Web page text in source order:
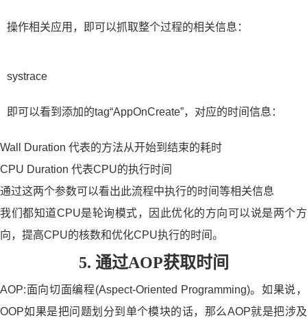
操作相关应用，即可以抓取整个过程的相关信息：
systrace
即可以看到添加的tag“AppOnCreate”，对应的时间信息：
Wall Duration 代表的方法从开始到结束的耗时
CPU Duration 代表CPU的执行时间
通过这两个参数可以看出此流程中执行的时间等相关信息
我们都知道CPU是轮询模式，因此优化的方向可以说是两个方
向，提高CPU的核数和优化CPU执行的时间。
5. 通过AOP获取时间
AOP:面向切面编程(Aspect-Oriented Programming)。如果说，
OOP如果是把问题划分到单个模块的话，那么AOP就是把涉及